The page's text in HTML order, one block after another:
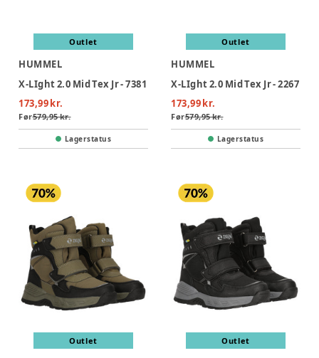
Outlet
HUMMEL
X-LIght 2.0 Mid Tex Jr - 7381
173,99 kr.
Før579,95 kr.
Lagerstatus
Outlet
HUMMEL
X-LIght 2.0 Mid Tex Jr - 2267
173,99 kr.
Før579,95 kr.
Lagerstatus
Outlet Outlet